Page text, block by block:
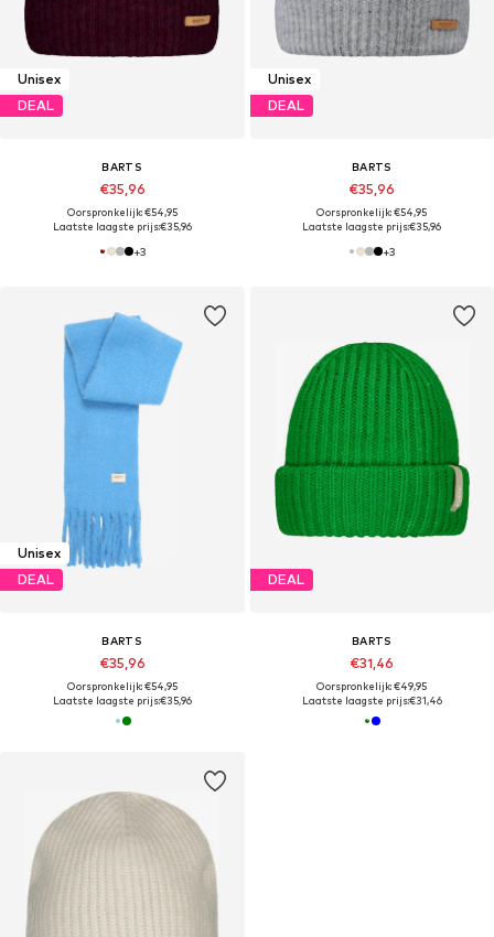
Unisex
DEAL
BARTS
€35,96
Oorspronkelijk: €54,95
Laatste laagste prijs:€35,96
+3
Unisex
DEAL
BARTS
€35,96
Oorspronkelijk: €54,95
Laatste laagste prijs:€35,96
+3
Unisex
DEAL
BARTS
€35,96
Oorspronkelijk: €54,95
Laatste laagste prijs:€35,96
DEAL
BARTS
€31,46
Oorspronkelijk: €49,95
Laatste laagste prijs:€31,46